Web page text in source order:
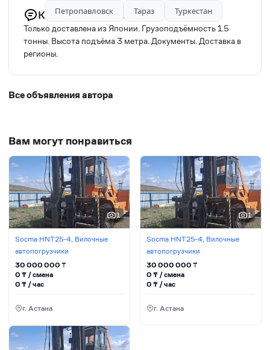
Комментарий продавца
Только доставлена из Японии. Грузоподъёмность 1.5
тонны. Высота подъёма 3 метра. Документы. Доставка в
регионы.
Все объявления автора
Вам могут понравиться
1
Socma HNT25-4, Вилочные
автопогрузчики
30 000 000 ₸
0 ₸ / сменa
0 ₸ / час
г. Астана
1
Socma HNT25-4, Вилочные
автопогрузчики
30 000 000₸
0₸ / сменa
0₸ / час
г. Астана
Петропавловск
Тараз Туркестан